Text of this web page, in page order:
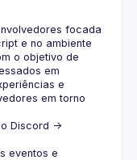
focada
e no ambiente
o objetivo de
em
e
em torno
Discord ->
eventos e